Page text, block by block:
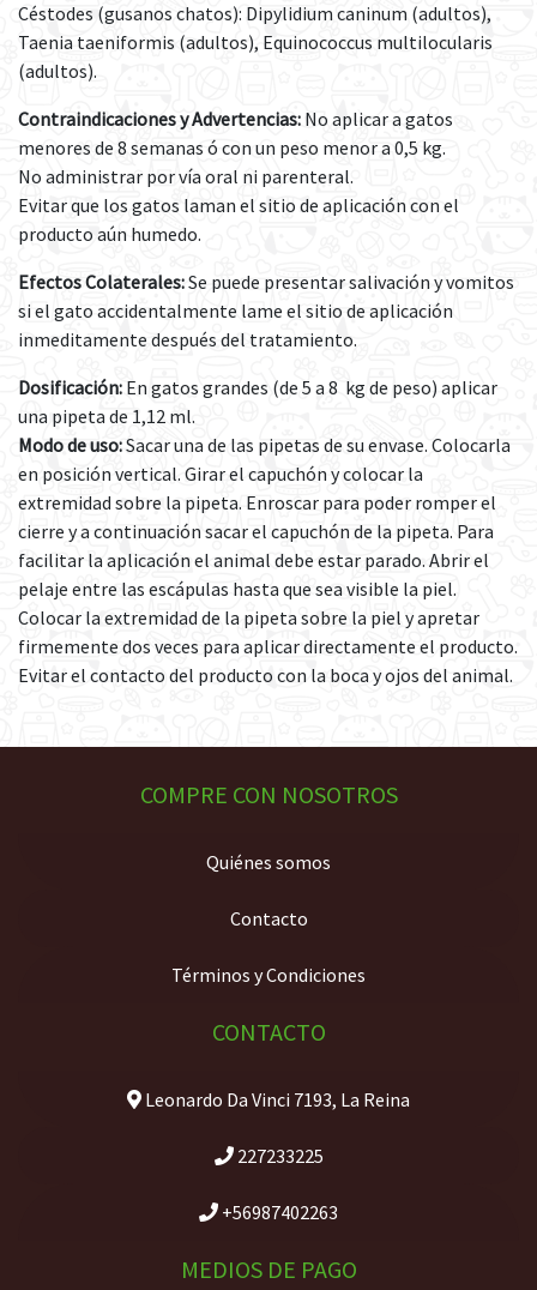
Céstodes (gusanos chatos): Dipylidium caninum (adultos),
Taenia taeniformis (adultos), Equinococcus multilocularis
(adultos).
Contraindicaciones y Advertencias: No aplicar a gatos
menores de 8 semanas ó con un peso menor a 0,5 kg.
No administrar por vía oral ni parenteral.
Evitar que los gatos laman el sitio de aplicación con el
producto aún humedo.
Efectos Colaterales:Se puede presentar salivación y vomitos
si el gato accidentalmente lame el sitio de aplicación
inmeditamente después del tratamiento.
Dosificación: En gatos grandes (de 5 a 8 kg de peso) aplicar
una pipeta de 1,12 ml.
Modo de uso:Sacar una de las pipetas de su envase. Colocarla
en posición vertical. Girar el capuchón y colocar la
extremidad sobre la pipeta. Enroscar para poder romper el
cierre y a continuación sacar el capuchón de la pipeta. Para
facilitar la aplicación el animal debe estar parado. Abrir el
pelaje entre las escápulas hasta que sea visible la piel.
Colocar la extremidad de la pipeta sobre la piel y apretar
firmemente dos veces para aplicar directamente el producto.
Evitar el contacto del producto con la boca y ojos del animal.
COMPRE CON NOSOTROS
Quiénes somos
Contacto
Términos y Condiciones
CONTACTO
Leonardo Da Vinci 7193, La Reina
227233225
+56987402263
MEDIOS DE PAGO